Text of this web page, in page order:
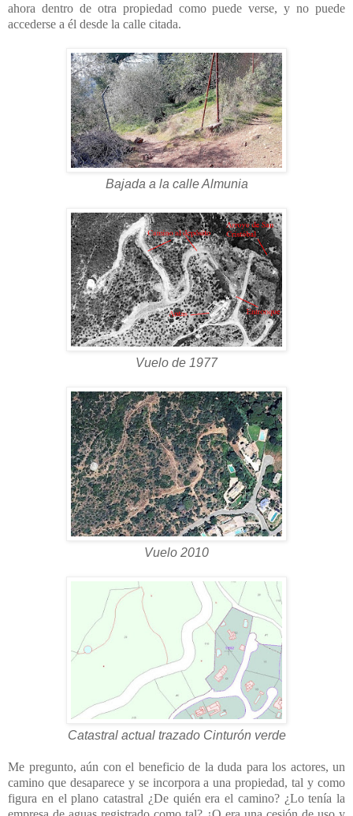
ahora dentro de otra propiedad como puede verse, y no puede
accederse a él desde la calle citada.
Bajada a la calle Almunia
Vuelo de 1977
Vuelo 2010
Catastral actual trazado Cinturón verde
Me pregunto, aún con el beneficio de la duda para los actores, un
camino que desaparece y se incorpora a una propiedad, tal y como
figura en el plano catastral ¿De quién era el camino? ¿Lo tenía la